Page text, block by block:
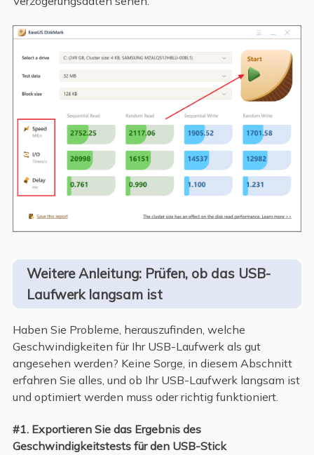
Weitere Anleitung: Prüfen, ob das USB-
Laufwerk langsam ist
Haben Sie Probleme, herauszufinden, welche
Geschwindigkeiten für Ihr USB-Laufwerk als gut
angesehen werden? Keine Sorge, in diesem Abschnitt
erfahren Sie alles, und ob Ihr USB-Laufwerk langsam ist
und optimiert werden muss oder richtig funktioniert.
#1. Exportieren Sie das Ergebnis des
Geschwindigkeitstests für den USB-Stick